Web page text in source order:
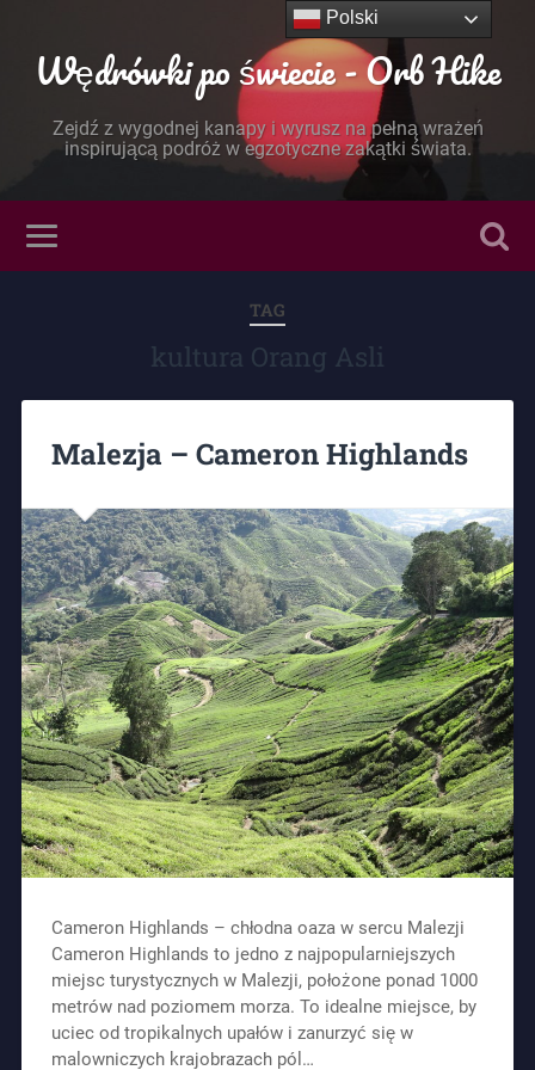
Wędrówki po świecie - Orb Hike
Zejdź z wygodnej kanapy i wyrusz na pełną wrażeń
inspirującą podróż w egzotyczne zakątki świata.
TAG
kultura Orang Asli
Malezja – Cameron Highlands
Cameron Highlands – chłodna oaza w sercu Malezji
Cameron Highlands to jedno z najpopularniejszych
miejsc turystycznych w Malezji, położone ponad 1000
metrów nad poziomem morza. To idealne miejsce, by
uciec od tropikalnych upałów i zanurzyć się w
malowniczych krajobrazach pól…
Polski